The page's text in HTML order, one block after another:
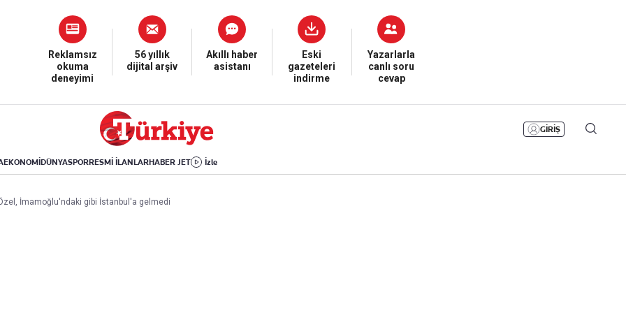
Reklamsız
okuma
deneyimi
56 yıllık
dijital arşiv
Akıllı haber
asistanı
Eski
gazeteleri
indirme
Yazarlarla
canlı soru
cevap
GİRİŞ
EKONOMİDÜNYASPORRESMİ İLANLARHABER JET İzle
Orta Doğu
Avrupa
Amerika
İsrail-Gazze
Yaşam
Sağlık
Hava Durumu
Yemek
Aktüel
Kültür-Sanat
Sinema
Arkeoloji
Kitap
Namaz Vakitleri
Sesli Yayınlar
İmamoğlu'ndaki gibi İstanbul'a gelmedi